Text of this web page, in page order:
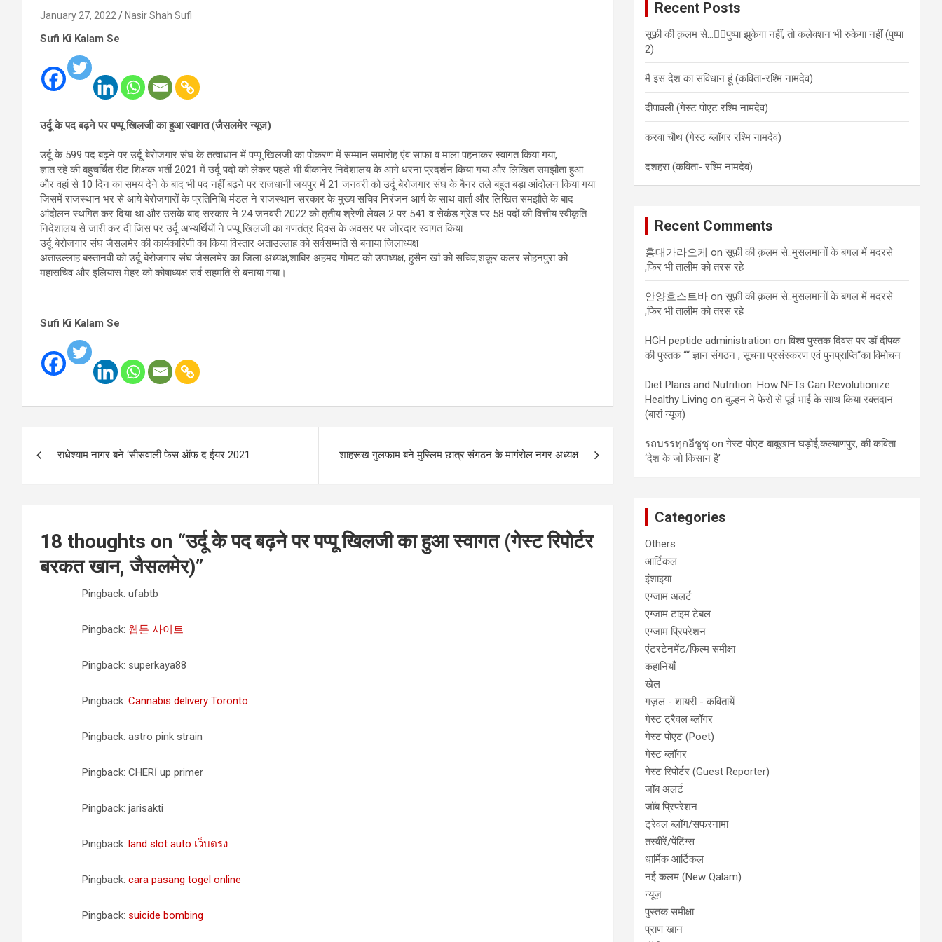
January 27, 2022 Nasir Shah Sufi
Sufi Ki Kalam Se
उर्दू के पद बढ़ने पर पप्पू खिलजी का हुआ स्वागत(जैसलमेर न्यूज)
उर्दू के 599 पद बढ़ने पर उर्दू बेरोजगार संघ के तत्वाधान में पप्पू खिलजी का पोकरण में सम्मान समारोह एंव साफा व माला पहनाकर स्वागत किया गया,
ज्ञात रहे की बहुचर्चित रीट शिक्षक भर्ती 2021 में उर्दू पदों को लेकर पहले भी बीकानेर निदेशालय के आगे धरना प्रदर्शन किया गया और लिखित समझौता हुआ
और वहां से 10 दिन का समय देने के बाद भी पद नहीं बढ़ने पर राजधानी जयपुर में 21 जनवरी को उर्दू बेरोजगार संघ के बैनर तले बहुत बड़ा आंदोलन किया गया
जिसमें राजस्थान भर से आये बेरोजगारों के प्रतिनिधि मंडल ने राजस्थान सरकार के मुख्य सचिव निरंजन आर्य के साथ वार्ता और लिखित समझौते के बाद
आंदोलन स्थगित कर दिया था और उसके बाद सरकार ने 24 जनवरी 2022 को तृतीय श्रेणी लेवल 2 पर 541 व सेकंड ग्रेड पर 58 पदों की वित्तीय स्वीकृति
निदेशालय से जारी कर दी जिस पर उर्दू अभ्यर्थियों ने पप्पू खिलजी का गणतंत्र दिवस के अवसर पर जोरदार स्वागत किया
उर्दू बेरोजगार संघ जैसलमेर की कार्यकारिणी का किया विस्तार अताउल्लाह को सर्वसम्मति से बनाया जिलाध्यक्ष
अताउल्लाह बस्तानवी को उर्दू बेरोजगार संघ जैसलमेर का जिला अध्यक्ष,शाबिर अहमद गोमट को उपाध्यक्ष, हुसैन खां को सचिव,शकूर कलर सोहनपुरा को
महासचिव और इलियास मेहर को कोषाध्यक्ष सर्व सहमति से बनाया गया।
Sufi Ki Kalam Se
राधेश्याम नागर बने ‘सीसवाली फेस ऑफ द ईयर 2021 शाहरूख गुलफाम बने मुस्लिम छात्र संगठन के मागंरोल नगर अध्यक्ष
18 thoughts on “उर्दू के पद बढ़ने पर पप्पू खिलजी का हुआ स्वागत (गेस्ट रिपोर्टर
बरकत खान, जैसलमेर)”
Pingback: ufabtb
Pingback: 웹툰 사이트
Pingback: superkaya88
Pingback: Cannabis delivery Toronto
Pingback: astro pink strain
Pingback: CHERĪ up primer
Pingback: jarisakti
Pingback: land slot auto เว็บตรง
Pingback: cara pasang togel online
Pingback: suicide bombing
Recent Posts
सूफ़ी की क़लम से…✍🏻पुष्पा झुकेगा नहीं, तो कलेक्शन भी रुकेगा नहीं (पुष्पा
2)
मैं इस देश का संविधान हूं (कविता-रश्मि नामदेव)
दीपावली (गेस्ट पोएट रश्मि नामदेव)
करवा चौथ (गेस्ट ब्लॉगर रश्मि नामदेव)
दशहरा (कविता- रश्मि नामदेव)
Recent Comments
홍대가라오케 onसूफ़ी की क़लम से..मुसलमानों के बगल में मदरसे
,फिर भी तालीम को तरस रहे
안양호스트바 onसूफ़ी की क़लम से..मुसलमानों के बगल में मदरसे
,फिर भी तालीम को तरस रहे
HGH peptide administration onविश्व पुस्तक दिवस पर डॉ दीपक
की पुस्तक ““ ज्ञान संगठन , सूचना प्रसंस्करण एवं पुनप्राप्ति“का विमोचन
Diet Plans and Nutrition: How NFTs Can Revolutionize
Healthy Living onदुल्हन ने फेरो से पूर्व भाई के साथ किया रक्तदान
(बारां न्यूज)
รถบรรทุกอีซูซุ onगेस्ट पोएट बाबूखान घड़ोई,कल्याणपुर, की कविता
‘देश के जो किसान है’
Categories
Others
आर्टिकल
इंशाइया
एग्जाम अलर्ट
एग्जाम टाइम टेबल
एग्जाम प्रिपरेशन
एंटरटेनमेंट/फिल्म समीक्षा
कहानियाँ
खेल
गज़ल - शायरी - कवितायें
गेस्ट ट्रैवल ब्लॉगर
गेस्ट पोएट (Poet)
गेस्ट ब्लॉगर
गेस्ट रिपोर्टर (Guest Reporter)
जॉब अलर्ट
जॉब प्रिपरेशन
ट्रेवल ब्लॉग/सफरनामा
तस्वीरें/पेंटिंग्स
धार्मिक आर्टिकल
नई कलम (New Qalam)
न्यूज़
पुस्तक समीक्षा
प्राण खान